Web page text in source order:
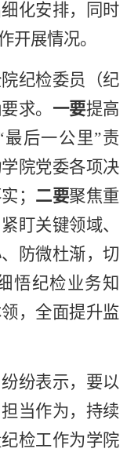
化安排，同时
开展情况。
纪检委员（纪
求。 一要提高
最后一公里”责
院党委各项决
； 二要聚焦重
盯关键领域、
防微杜渐，切
悟纪检业务知
，全面提升监
纷表示， 要以
当作为，持续
检工作为学院